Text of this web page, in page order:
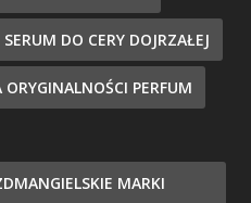
SERUM DO CERY DOJRZAŁEJ
PERFUM
MARKI